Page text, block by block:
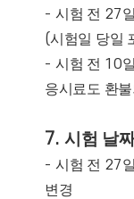
- 시험 전 27
(시 험일 당일
- 시험 전 10
응시료도 환
7. 시험 날
- 시험 전 27일
변경